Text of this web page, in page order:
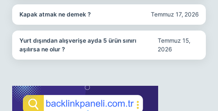
Kapak atmak ne demek ? Temmuz 17, 2026
Yurt dışından alışverişe ayda 5 ürün sınırı
aşılırsa ne olur ?
Temmuz 15,
2026